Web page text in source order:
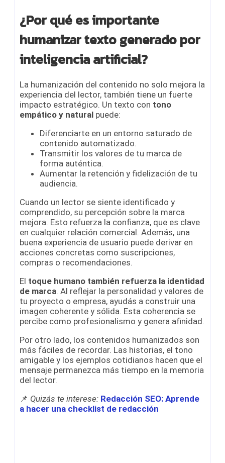
¿Por qué es importante
humanizar texto generado por
inteligencia artificial?
La humanización del contenido no solo mejora la
experiencia del lector, también tiene un fuerte
impacto estratégico. Un texto con tono
empático y natural puede:
Diferenciarte en un entorno saturado de
contenido automatizado.
Transmitir los valores de tu marca de
forma auténtica.
Aumentar la retención y fidelización de tu
audiencia.
Cuando un lector se siente identificado y
comprendido, su percepción sobre la marca
mejora. Esto refuerza la confianza, que es clave
en cualquier relación comercial. Además, una
buena experiencia de usuario puede derivar en
acciones concretas como suscripciones,
compras o recomendaciones.
El toque humano también refuerza la identidad
de marca. Al reflejar la personalidad y valores de
tu proyecto o empresa, ayudás a construir una
imagen coherente y sólida. Esta coherencia se
percibe como profesionalismo y genera afinidad.
Por otro lado, los contenidos humanizados son
más fáciles de recordar. Las historias, el tono
amigable y los ejemplos cotidianos hacen que el
mensaje permanezca más tiempo en la memoria
del lector.
📌 Quizás te interese: Redacción SEO: Aprende
a hacer una checklist de redacción